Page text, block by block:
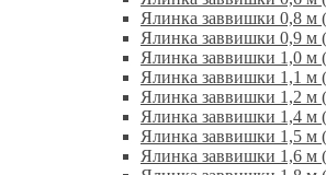
Ялинка заввишки 0,8 м
Ялинка заввишки 0,9 м
Ялинка заввишки 1,0 м
Ялинка заввишки 1,1 м
Ялинка заввишки 1,2 м
Ялинка заввишки 1,4 м
Ялинка заввишки 1,5 м
Ялинка заввишки 1,6 м